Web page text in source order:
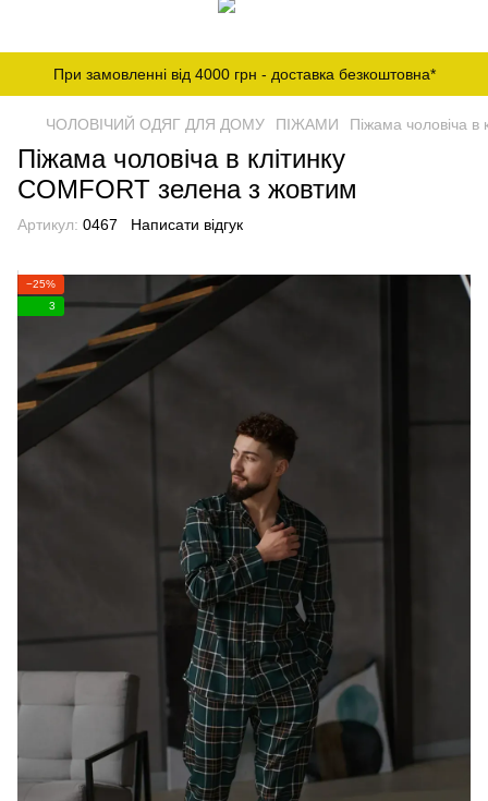
При замовленні від 4000 грн - доставка безкоштовна*
ЧОЛОВІЧИЙ ОДЯГ ДЛЯ ДОМУ ПІЖАМИ Піжама чоловіча в
Піжама чоловіча в клітинку
COMFORT зелена з жовтим
Артикул: 0467 Написати відгук
−25%
3